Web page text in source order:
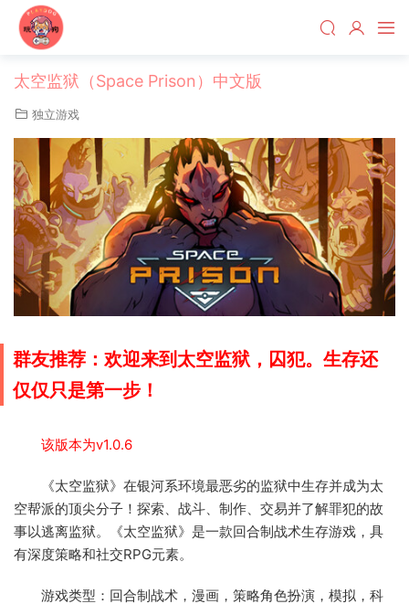
太空监狱（Space Prison）中文版
独立游戏
群友推荐： 欢迎来到太空监狱，囚犯。生存还
仅仅只是第一步！
该版本为v1.0.6
《太空监狱》在银河系环境最恶劣的监狱中生存并成为太
空帮派的顶尖分子！探索、战斗、制作、交易并了解罪犯的故
事以逃离监狱。《太空监狱》是一款回合制战术生存游戏，具
有深度策略和社交RPG元素。
游戏类型：回合制战术，漫画，策略角色扮演，模拟，科